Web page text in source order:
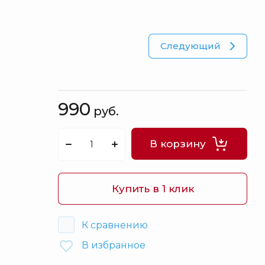
Футляры под бутылки / Штофы
Шкатулки для украшений
Распродажа
Следующий
990 руб.
В корзину
Купить в 1 клик
К сравнению
В избранное